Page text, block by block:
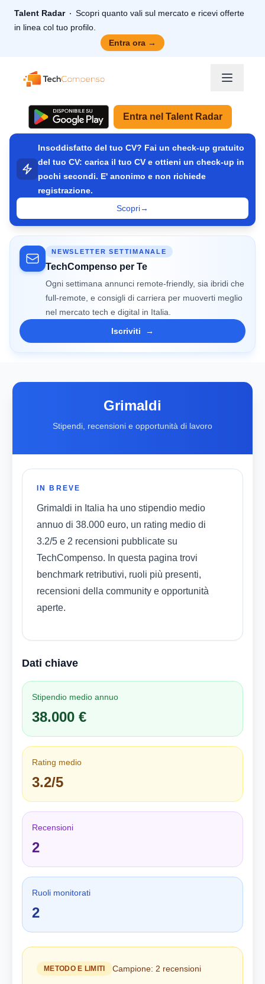
Talent Radar
Scopri quanto vali sul mercato e ricevi offerte
in linea col tuo profilo.
Entra ora →
TechCompenso
Entra nel Talent Radar
Insoddisfatto del tuo CV? Fai un check-up gratuito
del tuo CV: carica il tuo CV e ottieni un check-up in
pochi secondi. E' anonimo e non richiede
registrazione.
Scopri→
NEWSLETTER SETTIMANALE
TechCompenso per Te
Ogni settimana annunci remote-friendly, sia ibridi che
full-remote, e consigli di carriera per muoverti meglio
nel mercato tech e digital in Italia.
Iscriviti
→
Grimaldi
Stipendi, recensioni e opportunità di lavoro
IN BREVE
Grimaldi in Italia ha uno stipendio medio
annuo di 38.000 euro, un rating medio di
3.2/5 e 2 recensioni pubblicate su
TechCompenso. In questa pagina trovi
benchmark retributivi, ruoli più presenti,
recensioni della community e opportunità
aperte.
Dati chiave
Stipendio medio annuo
38.000 €
Rating medio
3.2/5
Recensioni
2
Ruoli monitorati
2
METODO E LIMITI Campione: 2 recensioni